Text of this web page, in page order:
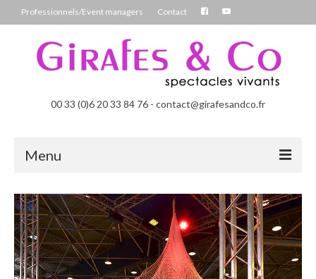
Professionnels/Event managers Contact
00 33 (0)6 20 33 84 76 - contact@girafesandco.fr
Menu
Les Chromatix, spécial Carnaval
Contact
Professionnels/Event managers